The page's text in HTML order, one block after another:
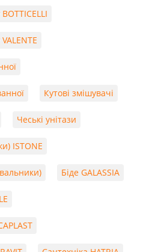
Кутові змішувачі
Чеські унітази
ISTONE
Біде GALASSIA